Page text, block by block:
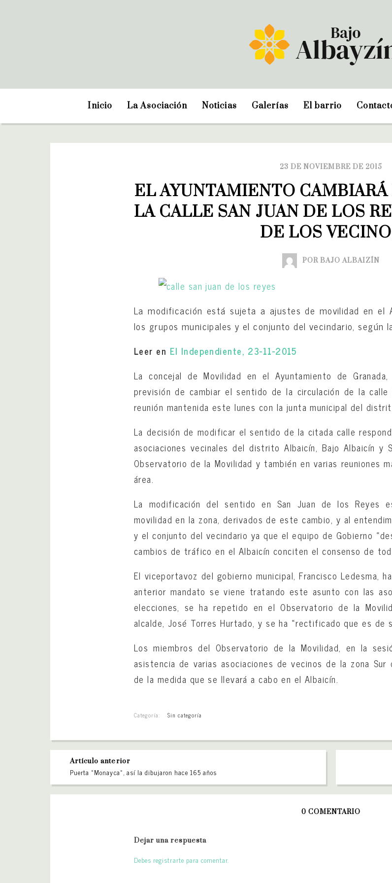
Inicio La Asociación Noticias Galerías El barrio
23 DE NOVIEMBRE DE 2015
EL AYUNTAMIENTO
LA CALLE SAN JUAN DE LOS
DE LOS
POR BAJO ALBAIZÍN
La modificación está sujeta a ajustes de movilidad en el
los grupos municipales y el conjunto del vecindario, según
Leer en El Independiente, 23-11-2015
La concejal de Movilidad en el Ayuntamiento de
previsión de cambiar el sentido de la circulación de la
reunión mantenida este lunes con la junta municipal del
La decisión de modificar el sentido de la citada calle
asociaciones vecinales del distrito Albaicín, Bajo Albaicín y
Observatorio de la Movilidad y también en varias reuniones
área.
La modificación del sentido en San Juan de los
movilidad en la zona, derivados de este cambio, y al
y el conjunto del vecindario ya que el equipo de Gobierno
cambios de tráfico en el Albaicín conciten el consenso de
El viceportavoz del gobierno municipal, Francisco Ledesma,
anterior mandato se viene tratando este asunto con las
elecciones, se ha repetido en el Observatorio de la
alcalde, José Torres Hurtado, y se ha «rectificado que es de
Los miembros del Observatorio de la Movilidad, en la
asistencia de varias asociaciones de vecinos de la zona Sur
de la medida que se llevará a cabo en el Albaicín.
Categoría: Sin categoría
Artículo anterior
Puerta «Monayca», así la dibujaron hace 165 años
0 COMENTARIO
Dejar una respuesta
Debes registrarte para comentar.